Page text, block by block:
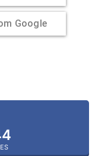
Google